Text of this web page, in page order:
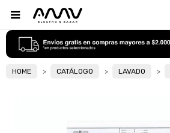

HOME CATÁLOGO LAVADO